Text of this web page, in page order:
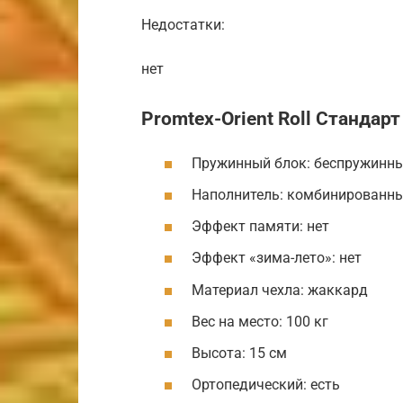
Недостатки:
нет
Promtex-Orient Roll
Пружинный блок:
Наполнитель:
Эффект памяти: нет
Эффект «зима-лето»: нет
Материал чехла: жаккард
Вес на место: 100 кг
Высота: 15 см
Ортопедический: есть